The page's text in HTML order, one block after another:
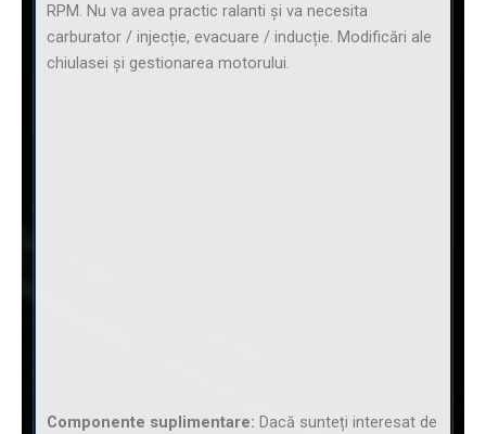
RPM. Nu va avea practic ralanti și va necesita
carburator / injecție, evacuare / inducție. Modificări ale
chiulasei și gestionarea motorului.
Componente suplimentare: Dacă sunteți interesat de